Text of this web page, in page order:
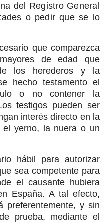
del Registro General
o pedir que se lo
que comparezca
de edad que
los herederos y la
hecho testamento el
o no contener la
testigos pueden ser
interés directo en la
el yerno, la nuera o un
hábil para autorizar
sea competente para
el causante hubiera
España. A tal efecto,
preferentemente, y sin
prueba, mediante el